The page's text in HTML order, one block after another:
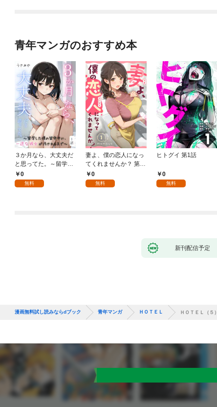
青年マンガのおすすめ本
３か月なら、大丈夫だ
と思ってた。～留学し
た僕の留守中に、一途
な彼女が汚されるまで
0
無料
妻よ、僕の恋人になっ
てくれませんか？ 第1
話0
無料
ヒトグイ 第1話
0
無料
新刊配信予定
漫画無料試し読みならdブック 青年マンガ ＨＯＴＥＬ ＨＯＴＥＬ（５）